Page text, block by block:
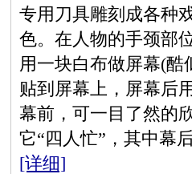
专用刀具雕刻成各种
色。在人物的手颈部
用一块白布做屏幕(
贴到屏幕上，屏幕后
幕前，可一目了然的
它“四人忙”，其中幕
[详细]